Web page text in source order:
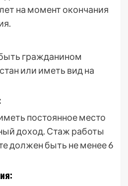
на момент окончания
гражданином
или иметь вид на
постоянное место
доход. Стаж работы
должен быть не менее 6